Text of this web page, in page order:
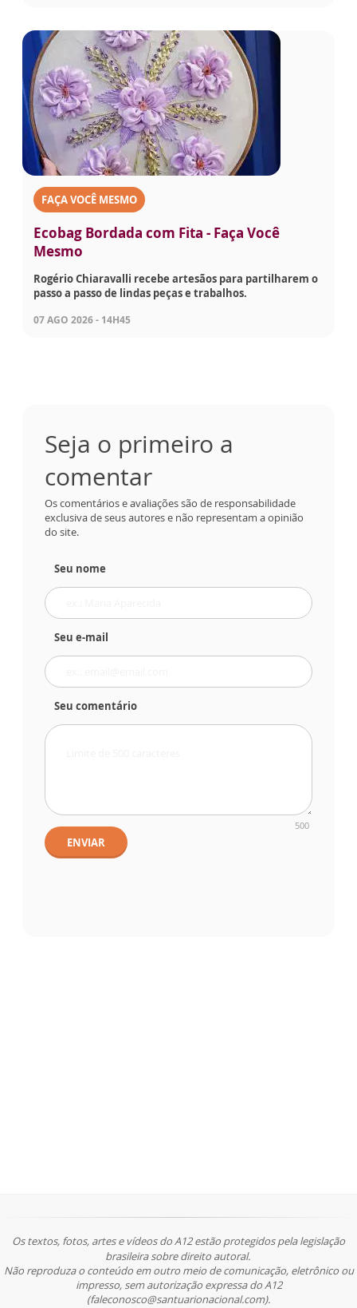
FAÇA VOCÊ MESMO
Ecobag Bordada com Fita - Faça Você
Mesmo
Rogério Chiaravalli recebe artesãos para partilharem o
passo a passo de lindas peças e trabalhos.
07 AGO 2026 - 14H45
Seja o primeiro a
comentar
Os comentários e avaliações são de responsabilidade
exclusiva de seus autores e não representam a opinião
do site.
Seu nome
Seu e-mail
Seu comentário
500
ENVIAR
Os textos, fotos, artes e vídeos do A12 estão protegidos pela legislação
brasileira sobre direito autoral.
Não reproduza o conteúdo em outro meio de comunicação, eletrônico ou
impresso, sem autorização expressa do A12
(faleconosco@santuarionacional.com).